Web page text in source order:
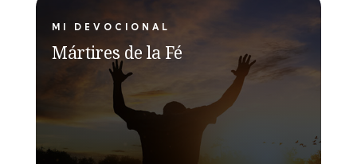
MI DEVOCIONAL
Mártires de la Fé